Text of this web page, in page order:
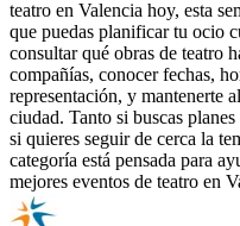
teatro en Valencia hoy, esta
que puedas planificar tu ocio
consultar qué obras de teatro
compañías, conocer fechas,
representación, y mantenerte
ciudad. Tanto si buscas
si quieres seguir de cerca la
categoría está pensada para
mejores eventos de teatro en